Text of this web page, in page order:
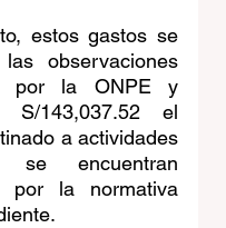
estos gastos se
observaciones
por la ONPE y
143,037.52 el
a actividades
encuentran
por la normativa